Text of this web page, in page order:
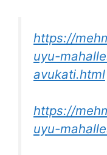
https://
uyu-
avukati.html
https://
uyu-